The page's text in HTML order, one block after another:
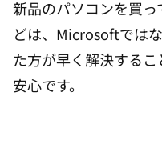
新品のパソコンを買
どは、Microsoftでは
た方が早く解決する
安心です。